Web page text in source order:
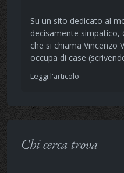
Su un sito dedicato al
decisamente simpatico,
che si chiama Vincenzo
occupa di case
Leggi l'articolo
Chi cerca trova